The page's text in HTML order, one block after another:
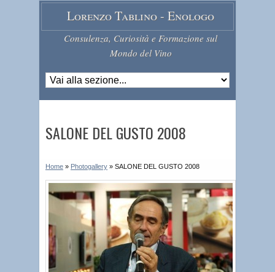
Lorenzo Tablino - Enologo
Consulenza, Curiosità e Formazione sul
Mondo del Vino
SALONE DEL GUSTO 2008
Home » Photogallery » SALONE DEL GUSTO 2008